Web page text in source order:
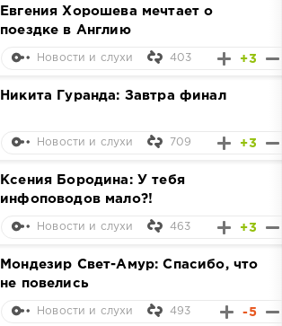
Евгения Хорошева мечтает о
поездке в Англию
+3
Новости и слухи 403
Никита Гуранда: Завтра финал
+3
Новости и слухи 709
Ксения Бородина: У тебя
инфоповодов мало?!
+3
Новости и слухи 463
Мондезир Свет-Амур: Спасибо, что
не повелись
-5
Новости и слухи 493